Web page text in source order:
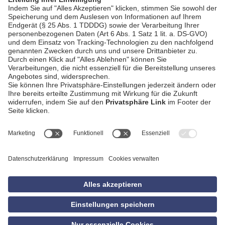
AGB
Datenschutzerklärung
Empfang
Privatsphäre